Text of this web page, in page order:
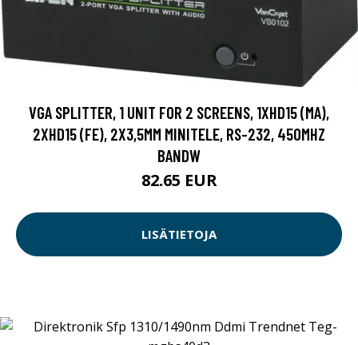
VGA SPLITTER, 1 UNIT FOR 2 SCREENS, 1XHD15 (MA),
2XHD15 (FE), 2X3,5MM MINITELE, RS-232, 450MHZ
BANDW
82.65 EUR
LISÄTIETOJA